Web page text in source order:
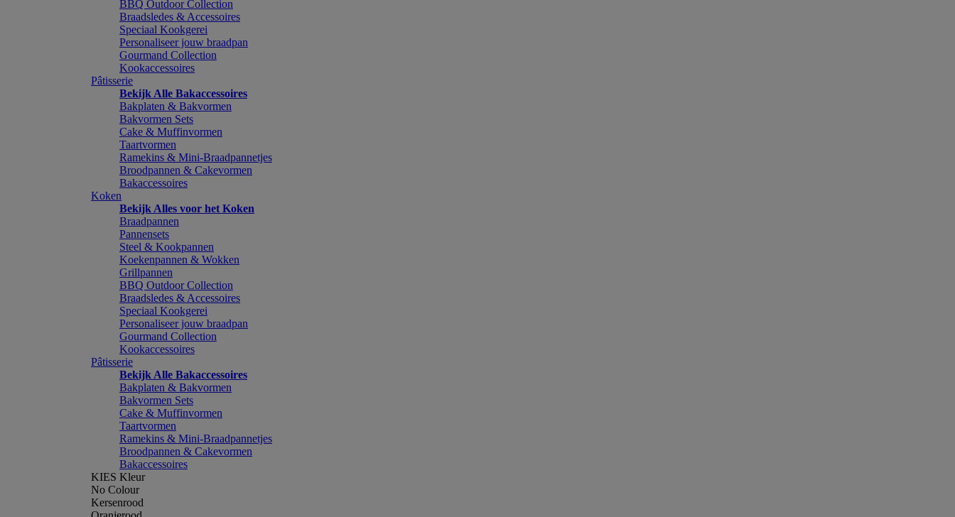
BBQ Outdoor Collection
Braadsledes & Accessoires
Speciaal Kookgerei
Personaliseer jouw braadpan
Gourmand Collection
Kookaccessoires
Pâtisserie
Bekijk Alle Bakaccessoires
Bakplaten & Bakvormen
Bakvormen Sets
Cake & Muffinvormen
Taartvormen
Ramekins & Mini-Braadpannetjes
Broodpannen & Cakevormen
Bakaccessoires
Koken
Bekijk Alles voor het Koken
Braadpannen
Pannensets
Steel & Kookpannen
Koekenpannen & Wokken
Grillpannen
BBQ Outdoor Collection
Braadsledes & Accessoires
Speciaal Kookgerei
Personaliseer jouw braadpan
Gourmand Collection
Kookaccessoires
Pâtisserie
Bekijk Alle Bakaccessoires
Bakplaten & Bakvormen
Bakvormen Sets
Cake & Muffinvormen
Taartvormen
Ramekins & Mini-Braadpannetjes
Broodpannen & Cakevormen
Bakaccessoires
KIES Kleur
No Colour
Kersenrood